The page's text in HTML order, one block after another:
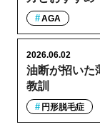
AGA
油断が招いた
教訓
2026.06.02
円形脱毛症